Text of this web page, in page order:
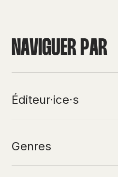
NAVIGUERPAR
Éditeur·ice·s
Genres